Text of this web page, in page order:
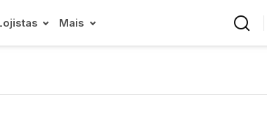
Mais